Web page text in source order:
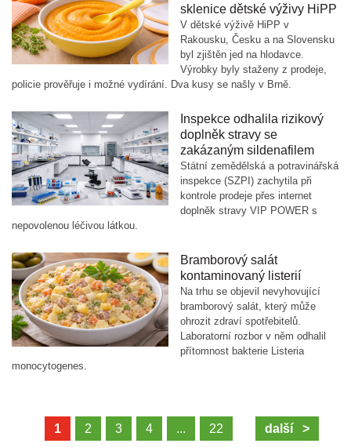
sklenice dětské výživy HiPP
V dětské výživě HiPP v
Rakousku, Česku a na Slovensku
byl zjištěn jed na hlodavce.
Výrobky byly staženy z prodeje,
policie prověřuje i možné vydírání. Dva kusy se našly v Brně.
Inspekce odhalila rizikový
doplněk stravy se
zakázaným sildenafilem
Státní zemědělská a potravinářská
inspekce (SZPI) zachytila při
kontrole prodeje přes internet
doplněk stravy VIP POWER s
nepovolenou léčivou látkou.
Bramborový salát
kontaminovaný listerií
Na trhu se objevil nevyhovující
bramborový salát, který může
ohrozit zdraví spotřebitelů.
Laboratorní rozbor v něm odhalil
přítomnost bakterie Listeria
monocytogenes.
1 2 3 4 ... 22 další >